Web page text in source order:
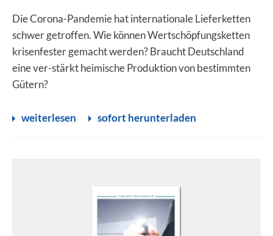
Die Corona-Pandemie hat internationale Lieferketten
schwer getroffen. Wie können Wertschöpfungsketten
krisenfester gemacht werden? Braucht Deutschland
eine ver-stärkt heimische Produktion von bestimmten
Gütern?
weiterlesen sofort herunterladen